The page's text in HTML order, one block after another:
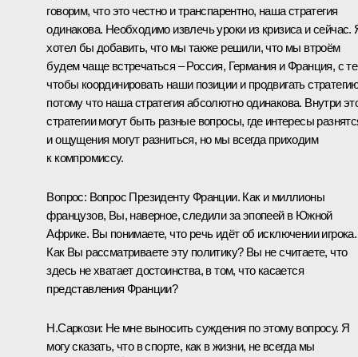
говорим, что это честно и транспарентно, наша стратегия
одинакова. Необходимо извлечь уроки из кризиса и сейчас.
хотел бы добавить, что мы также решили, что мы втроём
будем чаще встречаться – Россия, Германия и Франция, с
чтобы координировать наши позиции и продвигать
потому что наша стратегия абсолютно одинакова. Внутри
стратегии могут быть разные вопросы, где интересы
и ощущения могут разниться, но мы всегда приходим
к компромиссу.
Вопрос: Вопрос Президенту Франции. Как и миллионы
французов, Вы, наверное, следили за эпопеей в Южной
Африке. Вы понимаете, что речь идёт об исключении игрока.
Как Вы рассматриваете эту политику? Вы не считаете, что
здесь не хватает достоинства, в том, что касается
представления Франции?
Н.Саркози: Не мне выносить суждения по этому вопросу. Я
могу сказать, что в спорте, как в жизни, не всегда мы